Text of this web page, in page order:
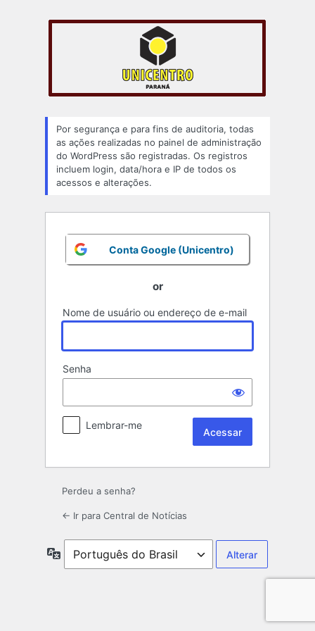
Por segurança e para fins de auditoria, todas
as ações realizadas no painel de administração
do WordPress são registradas. Os registros
incluem login, data/hora e IP de todos os
acessos e alterações.
Conta Google (Unicentro)
or
Nome de usuário ou endereço de e-mail
Senha
Lembrar-me
Perdeu a senha?
← Ir para Central de Notícias
Idioma